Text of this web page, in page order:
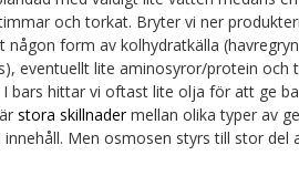
och torkat. Bryter vi ner
form av kolhydratkälla
eventuellt lite aminosyror/protein och
bars hittar vi oftast lite olja för att ge
stora skillnadermellan olika typer av
Men osmosen styrs till stor del